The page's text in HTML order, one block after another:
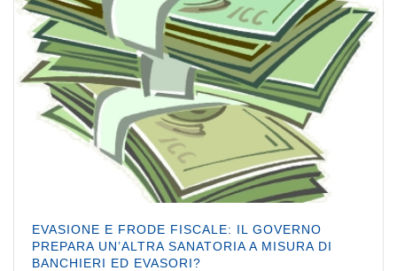
EVASIONE E FRODE FISCALE: IL GOVERNO
PREPARA UN’ALTRA SANATORIA A MISURA DI
BANCHIERI ED EVASORI?